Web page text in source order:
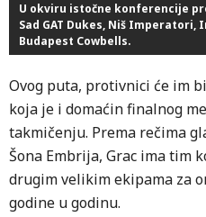
U okviru istočne konferencije
Sad GAT Dukes, Niš
Budapest Cowbells.
Ovog puta, protivnici će im
koja je i domaćin finalnog
takmičenju. Prema rečima
Šona Embrija, Grac ima tim
drugim velikim ekipama za
godine u godinu.